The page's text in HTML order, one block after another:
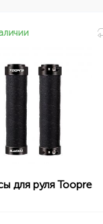
для руля Toopre